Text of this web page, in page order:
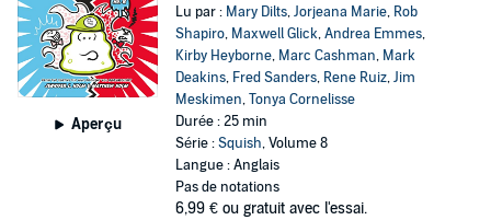
Aperçu
Lu par : Mary Dilts,Jorjeana Marie, Rob
Shapiro, Maxwell Glick,Andrea Emmes,
Kirby Heyborne, Marc Cashman, Mark
Deakins, Fred Sanders, Rene Ruiz,Jim
Meskimen,Tonya Cornelisse
Durée : 25 min
Série :Squish, Volume 8
Langue : Anglais
Pas de notations
6,99 € ou gratuit avec l'essai.